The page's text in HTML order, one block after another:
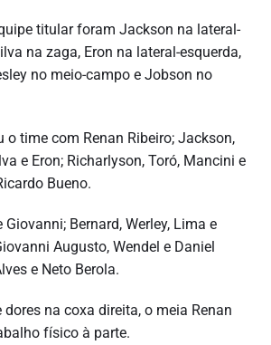
titular foram Jackson na lateral-
na zaga, Eron na lateral-esquerda,
no meio-campo e Jobson no
o time com Renan Ribeiro; Jackson,
e Eron; Richarlyson, Toró, Mancini e
Bueno.
Bernard, Werley, Lima e
Augusto, Wendel e Daniel
e Neto Berola.
dores na coxa direita, o meia Renan
físico à parte.